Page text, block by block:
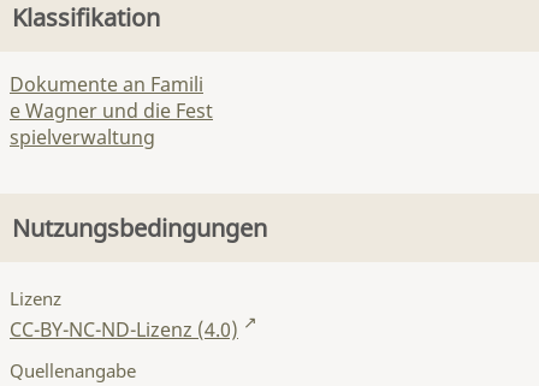
Klassifikation
Dokumente an Famili
e Wagner und die Fest
spielverwaltung
Nutzungsbedingungen
Lizenz
CC-BY-NC-ND-Lizenz (4.0)
Quellenangabe